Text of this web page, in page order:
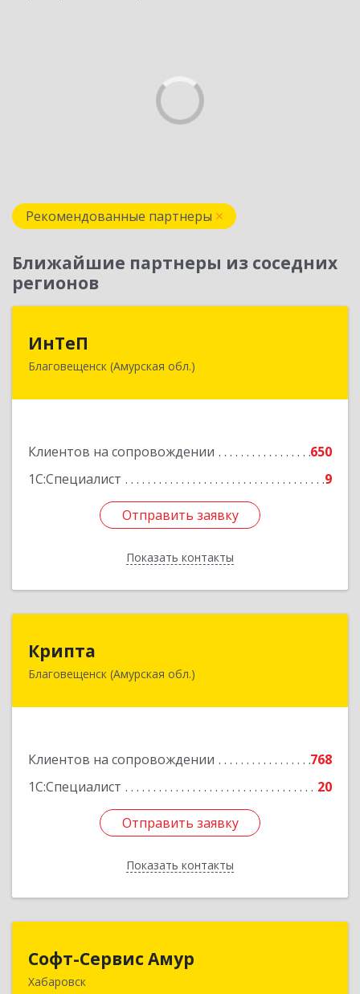
Рекомендованные партнеры
Ближайшие партнеры из соседних
регионов
ИнТеП
Благовещенск (Амурская обл.)
Клиентов на сопровождении
650
1С:Специалист
9
Отправить заявку
Показать контакты
675000, Амурская обл, Благовещенск г,
Отправить заявку
Назад
Крипта
Благовещенск (Амурская обл.)
Клиентов на сопровождении
768
1С:Специалист
20
Отправить заявку
Показать контакты
675000, Амурская обл, Благовещенск г,
Отправить заявку
Назад
Софт-Сервис Амур
Хабаровск680000, Хабаровский край, Хабаровск г,